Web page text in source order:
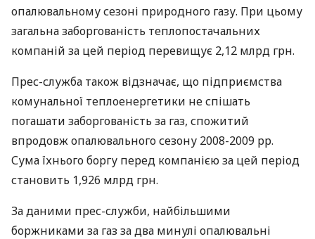
опалювальному сезоні природного газу. При цьому
загальна заборгованість теплопостачальних
компаній за цей період перевищує 2,12 млрд грн.
Прес-служба також відзначає, що підприємства
комунальної теплоенергетики не спішать
погашати заборгованість за газ, спожитий
впродовж опалювального сезону 2008-2009 рр.
Сума їхнього боргу перед компанією за цей період
становить 1,926 млрд грн.
За даними прес-служби, найбільшими
боржниками за газ за два минулі опалювальні